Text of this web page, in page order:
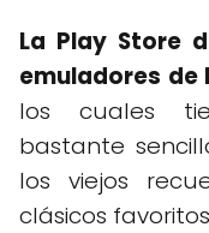
La Play Store
emuladores de
los cuales
bastante
los viejos
clásicos